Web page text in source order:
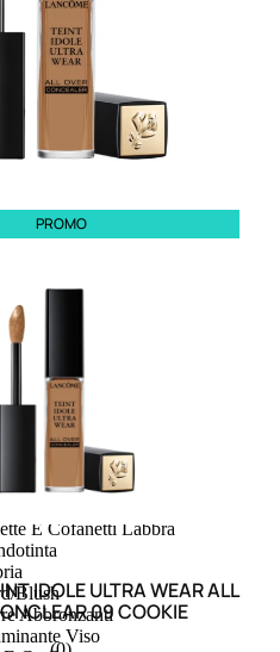
UP
Primer Occhi
Primer Viso
E Cofanetti Occhi
E Cofanetti Labbra
Blush
Abbronzanti
Viso
PROMO
IDOLE ULTRA WEAR ALL
09 COOKIE